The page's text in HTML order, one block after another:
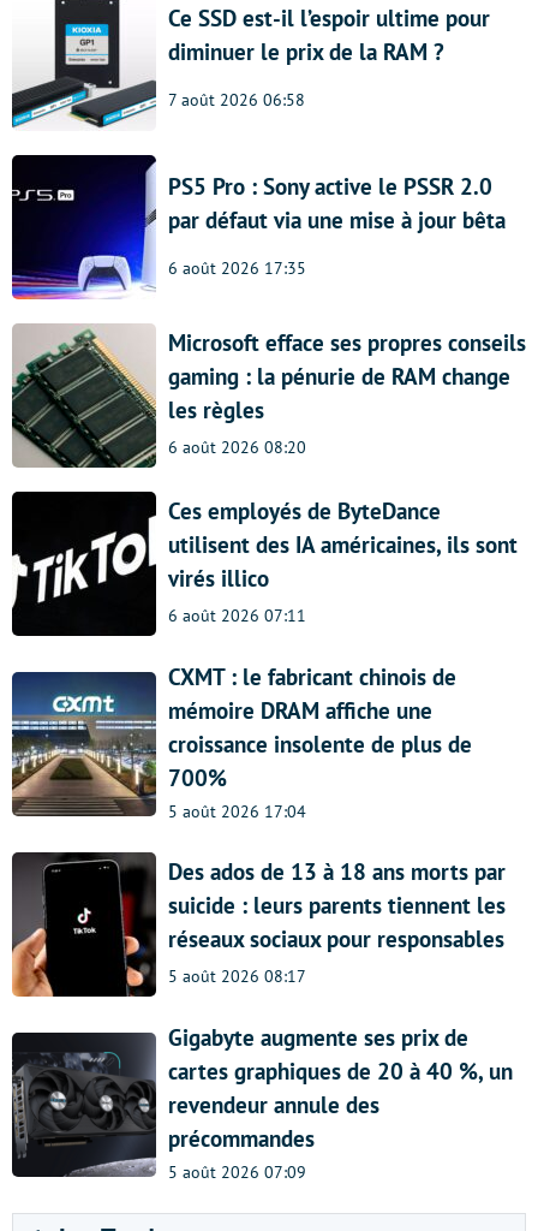
Ce SSD est-il l’espoir ultime pour
diminuer le prix de la RAM ?
7 août 2026 06:58
PS5 Pro : Sony active le PSSR 2.0
par défaut via une mise à jour bêta
6 août 2026 17:35
Microsoft efface ses propres conseils
gaming : la pénurie de RAM change
les règles
6 août 2026 08:20
Ces employés de ByteDance
utilisent des IA américaines, ils sont
virés illico
6 août 2026 07:11
CXMT : le fabricant chinois de
mémoire DRAM affiche une
croissance insolente de plus de
700%
5 août 2026 17:04
Des ados de 13 à 18 ans morts par
suicide : leurs parents tiennent les
réseaux sociaux pour responsables
5 août 2026 08:17
Gigabyte augmente ses prix de
cartes graphiques de 20 à 40 %, un
revendeur annule des
précommandes
5 août 2026 07:09